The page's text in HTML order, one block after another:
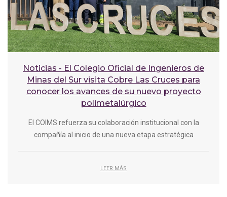
Noticias - El Colegio Oficial de Ingenieros de
Minas del Sur visita Cobre Las Cruces para
conocer los avances de su nuevo proyecto
polimetalúrgico
El COIMS refuerza su colaboración institucional con la
compañía al inicio de una nueva etapa estratégica
LEER MÁS